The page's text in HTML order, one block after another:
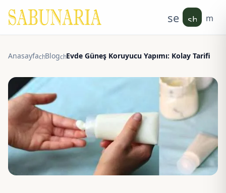
search
Anasayfachevron_right
Blogchevron_right
Evde Güneş Koruyucu Yapımı: Kolay Tarifi